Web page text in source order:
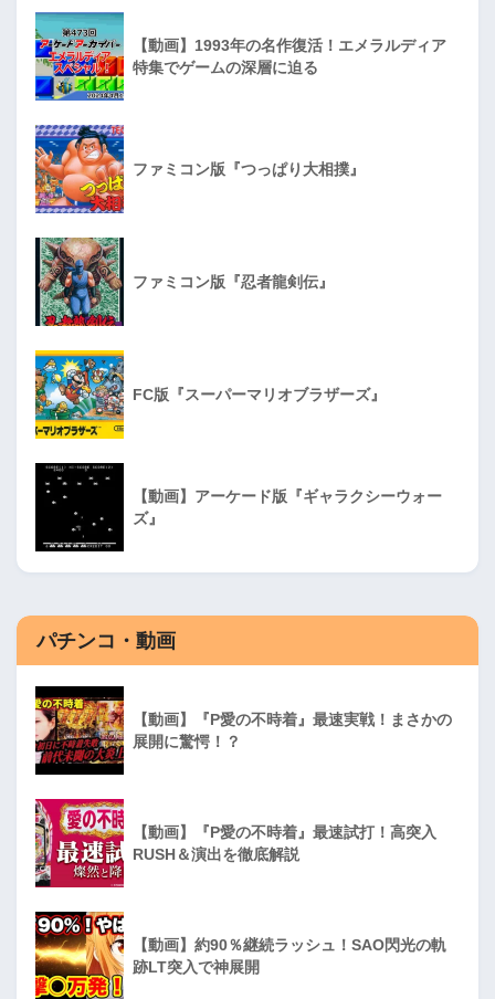
【動画】1993年の名作復活！エメラルディア
特集でゲームの深層に迫る
ファミコン版『つっぱり大相撲』
ファミコン版『忍者龍剣伝』
FC版『スーパーマリオブラザーズ』
【動画】アーケード版『ギャラクシーウォー
ズ』
パチンコ・動画
【動画】『P愛の不時着』最速実戦！まさかの
展開に驚愕！？
【動画】『P愛の不時着』最速試打！高突入
RUSH＆演出を徹底解説
【動画】約90％継続ラッシュ！SAO閃光の軌
跡LT突入で神展開